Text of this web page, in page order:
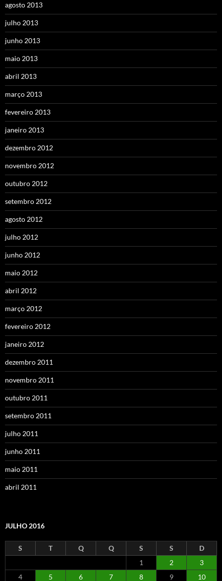
agosto 2013
julho 2013
junho 2013
maio 2013
abril 2013
março 2013
fevereiro 2013
janeiro 2013
dezembro 2012
novembro 2012
outubro 2012
setembro 2012
agosto 2012
julho 2012
junho 2012
maio 2012
abril 2012
março 2012
fevereiro 2012
janeiro 2012
dezembro 2011
novembro 2011
outubro 2011
setembro 2011
julho 2011
junho 2011
maio 2011
abril 2011
JULHO 2016
S T Q Q S S
D
1
2
3
4
5 6 7 8 9 10